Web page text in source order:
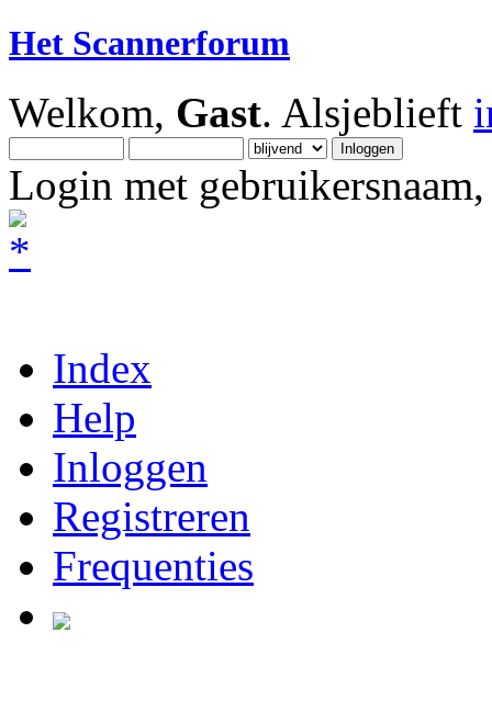
Het Scannerforum
Welkom, Gast. Alsjeblieft
Login met
Index
Help
Inloggen
Registreren
Frequenties